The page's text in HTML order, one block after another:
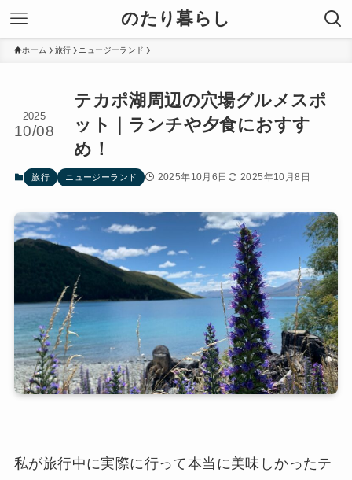
のたり暮らし
ホーム 旅行 ニュージーランド
テカポ湖周辺の穴場グルメスポ
ット｜ランチや夕食におすす
め！
2025
10/08
旅行 ニュージーランド 2025年10月6日 2025年10月8日
私が旅行中に実際に行って本当に美味しかったテ